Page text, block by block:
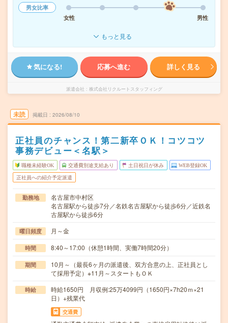
男女比率
女性
男性
もっと見る
気になる! 応募へ進む 詳しく見る
派遣会社 株式会社リクルートスタッフィング
未読 掲載日 2026/08/10
正社員のチャンス！第二新卒ＯＫ！コツコツ
事務デビュー＜名駅＞
職種未経験OK 交通費別途支給あり 土日祝日が休み WEB登録OK
正社員への紹介予定派遣
勤務地
名古屋市中村区
名古屋駅から徒歩7分／名鉄名古屋駅から徒歩6分／近鉄名
古屋駅から徒歩6分
曜日頻度 月～金
時間 8:40～17:00（休憩1時間、実働7時間20分）
期間
10月～（最長6ヶ月の派遣後、双方合意の上、正社員とし
て採用予定）※11月～スタートもＯＫ
時給
時給1650円 月収例:25万4099円（1650円×7h20ｍ×21
日）+残業代
交通費